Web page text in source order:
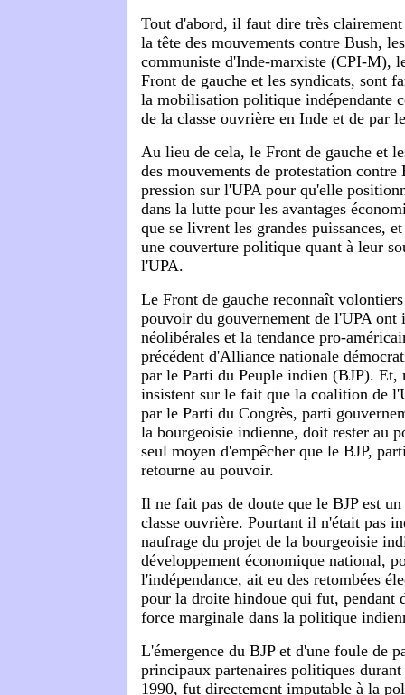
Tout d'abord, il faut dire très
la tête des mouvements contre Bush,
communiste d'Inde-marxiste (CPI-M),
Front de gauche et les syndicats, sont
la mobilisation politique indépendante
de la classe ouvrière en Inde et de par
Au lieu de cela, le Front de gauche et
des mouvements de protestation contre
pression sur l'UPA pour qu'elle
dans la lutte pour les avantages
que se livrent les grandes puissances,
une couverture politique quant à leur
l'UPA.
Le Front de gauche reconnaît
pouvoir du gouvernement de l'UPA ont
néolibérales et la tendance pro-
précédent d'Alliance nationale
par le Parti du Peuple indien (BJP). Et,
insistent sur le fait que la coalition de
par le Parti du Congrès, parti
la bourgeoisie indienne, doit rester au
seul moyen d'empêcher que le BJP,
retourne au pouvoir.
Il ne fait pas de doute que le BJP est
classe ouvrière. Pourtant il n'était pas
naufrage du projet de la bourgeoisie
développement économique national,
l'indépendance, ait eu des retombées
pour la droite hindoue qui fut, pendant
force marginale dans la politique
L'émergence du BJP et d'une foule de
principaux partenaires politiques durant
1990, fut directement imputable à la